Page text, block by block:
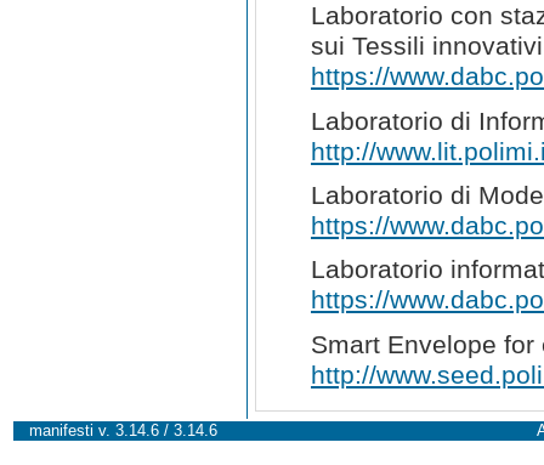
Laboratorio con
sui Tessili innovativi
https://
Laboratorio di
http://
Laboratorio di
https://
Laboratorio
https://
Smart Envelope
http://
manifesti v. 3.14.6 / 3.14.6